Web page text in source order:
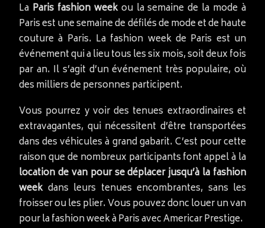
La Paris fashion weekou la semaine de la mode à
Paris est une semaine de défilés de mode et de haute
couture à Paris. La fashion week de Paris est un
événement qui a lieu tous les six mois, soit deux fois
par an. Il s’agit d’un événement très populaire, où
des milliers de personnes participent.
Vous pourrez y voir des tenues extraordinaires et
extravagantes, qui nécessitent d’être transportées
dans des véhicules à grand gabarit. C’est pour cette
raison que de nombreux participants font appel à la
location de van pour se déplacer jusqu’à la fashion
weekdans leurs tenues encombrantes, sans les
froisser ou les plier. Vous pouvez donc louer un van
pour la fashion week à Paris avec Americar Prestige.